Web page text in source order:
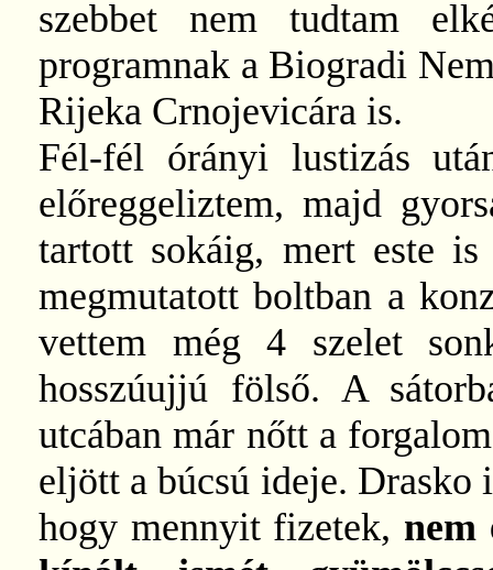
szebbet nem tudtam
programnak a Biogradi
Rijeka Crnojevicára is.
Fél-fél órányi lustizás
előreggeliztem, majd
tartott sokáig, mert este
megmutatott boltban a
vettem még 4 szelet
hosszúujjú fölső. A
utcában már nőtt a
eljött a búcsú ideje. Drasko
hogy mennyit fizetek, nem